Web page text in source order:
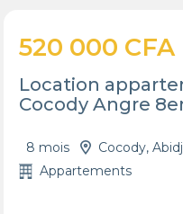
520 000 CFA
Location
Cocody Angre
8 mois
Cocody,
Appartements